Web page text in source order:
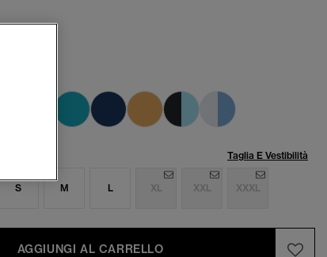
ridotto da
a
blue
selezionato
Taglia E Vestibilità
S M L XL XXL XXXL
AGGIUNGI AL CARRELLO